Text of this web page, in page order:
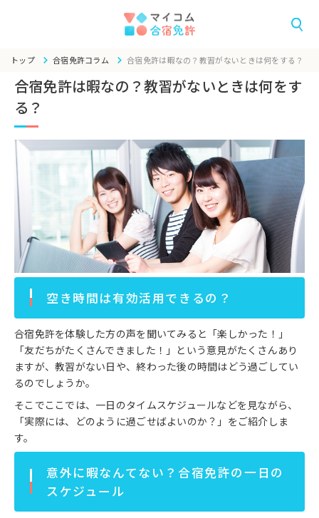
トップ 合宿免許コラム 合宿免許は暇なの？教習がないときは何をする？
合宿免許は暇なの？教習がないときは何をす
る？
空き時間は有効活用できるの？
合宿免許を体験した方の声を聞いてみると「楽しかった！」
「友だちがたくさんできました！」という意見がたくさんあり
ますが、教習がない日や、終わった後の時間はどう過ごしてい
るのでしょうか。
そこでここでは、一日のタイムスケジュールなどを見ながら、
「実際には、どのように過ごせばよいのか？」をご紹介しま
す。
意外に暇なんてない？合宿免許の一日の
スケジュール